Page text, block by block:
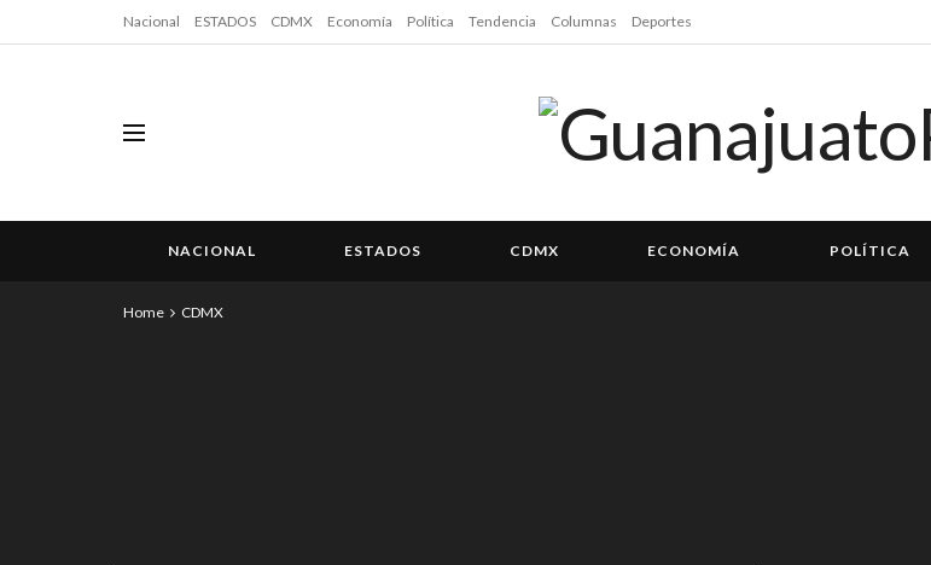
Nacional ESTADOS CDMX Economía Política Tendencia Columnas Deportes
NACIONAL ESTADOS CDMX ECONOMÍA POLÍTICA
Home CDMX